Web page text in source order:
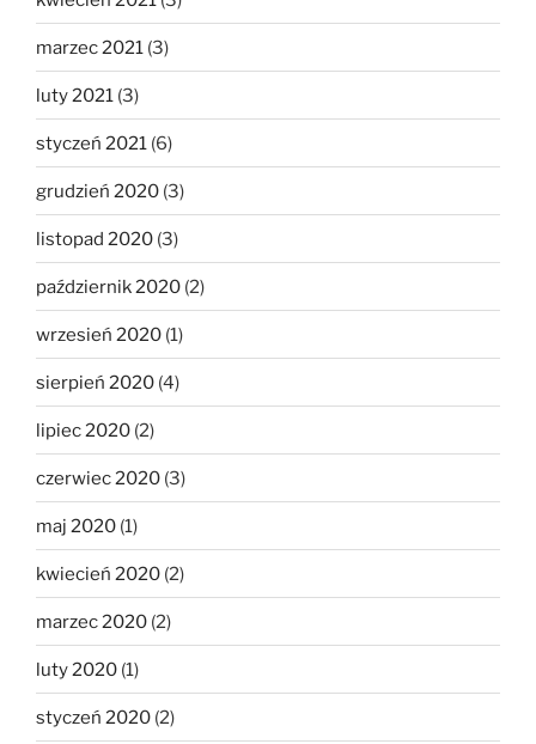
marzec 2021 (3)
luty 2021 (3)
styczeń 2021 (6)
grudzień 2020 (3)
listopad 2020 (3)
październik 2020 (2)
wrzesień 2020 (1)
sierpień 2020 (4)
lipiec 2020 (2)
czerwiec 2020 (3)
maj 2020 (1)
kwiecień 2020 (2)
marzec 2020 (2)
luty 2020 (1)
styczeń 2020 (2)